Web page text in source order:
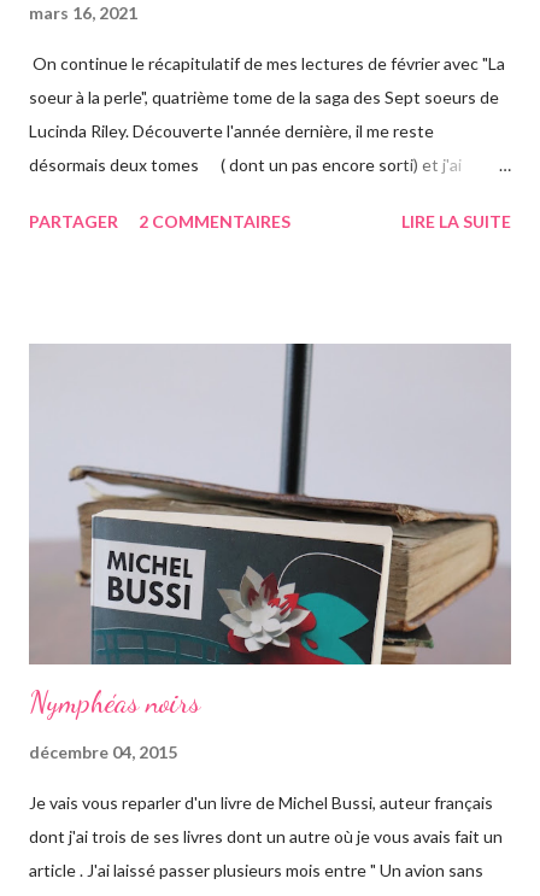
mars 16, 2021
On continue le récapitulatif de mes lectures de février avec "La
soeur à la perle", quatrième tome de la saga des Sept soeurs de
Lucinda Riley. Découverte l'année dernière, il me reste
désormais deux tomes ( dont un pas encore sorti) et j'ai
avez pu le voir précédemment sur le blog. Cette fois-ci on suit la
campagne anglaise, elle va quant à elle partir à l'autre bout du
globe. Habituée à voyager, mais jamais seule, ce long courrier lui
d'arriver en Australie, elle fait escale plusieurs semaines en
Thaïlande, sur l'île de Krabi, où elle était déjà allée avec sa soeur.
Elle retrouve des personnes qu'elle conn...
PARTAGER 2 COMMENTAIRES LIRE LA SUITE
Nymphéas noirs
décembre 04, 2015
Je vais vous reparler d'un livre de Michel Bussi, auteur français
dont j'ai trois de ses livres dont un autre où je vous avais fait un
article . J'ai laissé passer plusieurs mois entre " Un avion sans